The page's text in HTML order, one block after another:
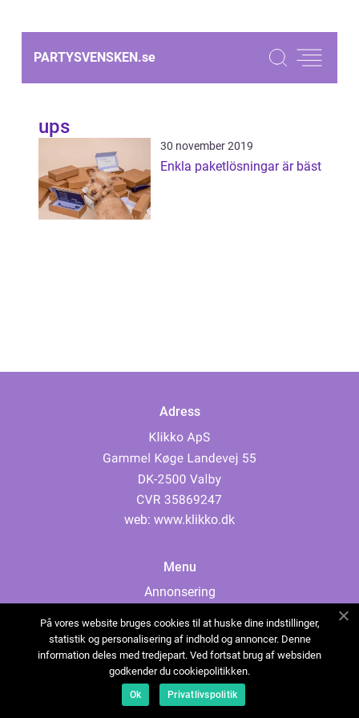
PARTYSVENSKEN.se
ups
30 november 2019
Enkla paketlösningar är bäst
Adress
web: www.klikko.dk
Menu
Annonsering
Cookies
Kontakta oss
Sitemap
På vores website bruges cookies til at huske dine indstillinger,
statistik og personalisering af indhold og annoncer. Denne
information deles med tredjepart. Ved fortsat brug af websiden
godkender du cookiepolitikken.
Ok Privatlivspolitik